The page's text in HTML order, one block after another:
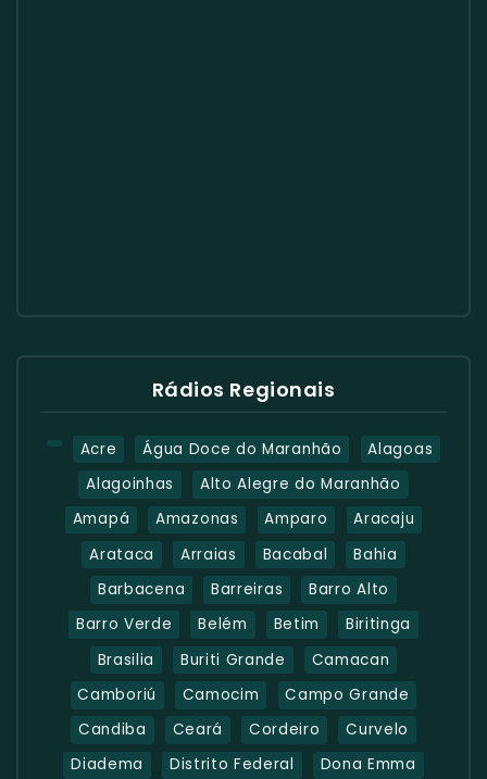
Rádios Regionais
Acre Água Doce do Maranhão
Alagoas
Alagoinhas
Alto Alegre do Maranhão
Amapá
Amazonas Amparo
Aracaju
Arataca
Arraias Bacabal
Bahia
Barbacena
Barreiras
Barro Alto
Barro Verde
Belém Betim
Biritinga
Brasilia
Buriti Grande
Camacan
Camboriú
Camocim
Campo Grande
Candiba
Ceará Cordeiro
Curvelo
Diadema
Distrito Federal Dona Emma